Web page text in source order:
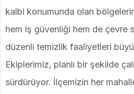
kalbi konumunda olan
hem iş güvenliği hem de çevre
düzenli temizlik faaliyetleri
Ekiplerimiz, planlı bir şekilde
sürdürüyor. İlçemizin her